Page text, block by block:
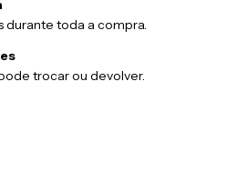
durante toda a compra.
trocar ou devolver.